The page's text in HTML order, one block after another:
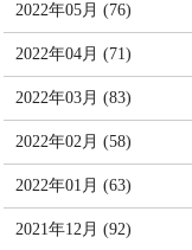
2022年05月 (76)
2022年04月 (71)
2022年03月 (83)
2022年02月 (58)
2022年01月 (63)
2021年12月 (92)